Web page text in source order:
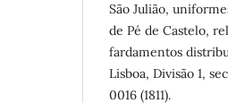
São Julião,
de Pé de Castelo,
fardamentos
Lisboa, Divisão 1,
0016 (1811).